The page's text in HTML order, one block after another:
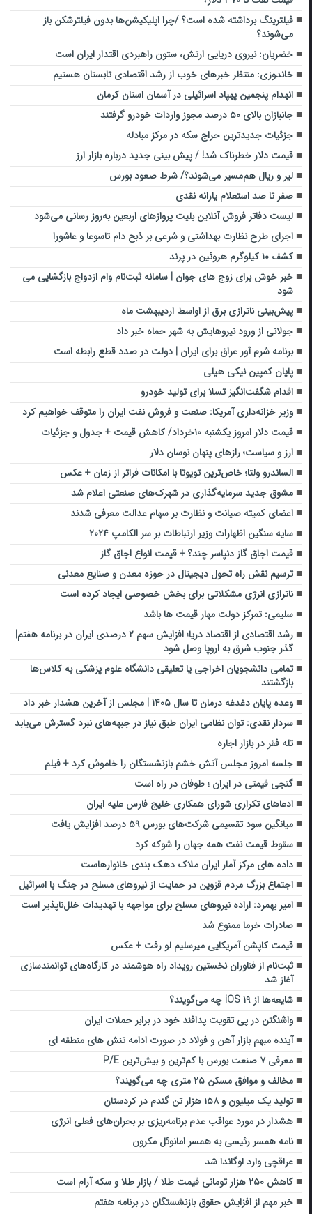
فیلترینگ برداشته شده است؟ /چرا اپلیکیشن‌ها بدون فیلترشکن باز
می‌شوند؟
خضریان: نیروی دریایی ارتش، ستون راهبردی اقتدار ایران است
خاندوزی: منتظر خبرهای خوب از رشد اقتصادی تابستان هستیم
انهدام پنجمین پهپاد اسرائیلی در آسمان استان کرمان
جانبازان بالای ۵۰ درصد مجوز واردات خودرو گرفتند
جزئیات جدیدترین حراج سکه در مرکز مبادله
قیمت دلار خطرناک شد! / پیش بینی جدید درباره بازار ارز
لیر و ریال هم‌مسیر می‌شوند؟/ شرط صعود بورس
صفر تا صد استعلام یارانه نقدی
لیست دفاتر فروش آنلاین بلیت پروازهای اربعین به‌روز رسانی می‌شود
اجرای طرح نظارت بهداشتی و شرعی بر ذبح دام‌ تاسوعا و عاشورا
کشف ۱۰ کیلوگرم هروئین در پرند
خبر خوش برای زوج های جوان | سامانه ثبت‌نام وام ازدواج بازگشایی می
شود
پیش‌بینی ناترازی‌ برق از اواسط اردیبهشت ماه
جولانی از ورود نیروهایش به شهر حماه خبر داد
برنامه شرم آور عراق برای ایران | دولت در صدد قطع رابطه است
پایان کمپین نیکی هیلی
اقدام شگفت‌انگیز تسلا برای تولید خودرو
وزیر خزانه‌داری آمریکا: صنعت و فروش نفت ایران را متوقف خواهیم کرد
قیمت دلار امروز یکشنبه ۱۰خرداد/ کاهش قیمت + جدول و جزئیات
ارز و سیاست؛ رازهای پنهان نوسان دلار
الساندرو ولتا؛ خاص‌ترین تویوتا با امکانات فراتر از زمان + عکس
مشوق جدید سرمایه‌گذاری در شهرک‌های صنعتی اعلام شد
اعضای کمیته صیانت و نظارت بر سهام عدالت معرفی شدند
سایه سنگین اظهارات وزیر ارتباطات بر سر الکامپ ۲۰۲۴
قیمت اجاق گاز دنپاسر چند؟ + قیمت انواع اجاق گاز
ترسیم نقش راه تحول دیجیتال در حوزه معدن و صنایع معدنی
ناترازی انرژی مشکلاتی برای بخش خصوصی ایجاد کرده است
سلیمی: تمرکز دولت مهار قیمت ها باشد
رشد اقتصادی از اقتصاد دریا؛ افزایش سهم ۲ درصدی ایران در برنامه هفتم|
گذر جنوب شرق به اروپا وصل شود
تمامی دانشجویان اخراجی یا تعلیقی دانشگاه علوم پزشکی به کلاس‌ها
بازگشتند
وعده پایان دغدغه درمان تا سال ۱۴۰۵ | مجلس از آخرین هشدار خبر داد
سردار نقدی: توان نظامی ایران طبق نیاز در جبهه‌های نبرد گسترش می‌یابد
تله فقر در بازار اجاره
جلسه امروز مجلس آتش خشم بازنشستگان را خاموش کرد + فیلم
گنجی قیمتی در ایران ؛ طوفان در راه است
ادعاهای تکراری شورای همکاری خلیج فارس علیه ایران
میانگین سود تقسیمی شرکت‌های بورس ۵۹ درصد افزایش یافت
سقوط قیمت نفت همه جهان را شوکه کرد
داده های مرکز آمار ایران ملاک دهک بندی خانوارهاست
اجتماع بزرگ مردم قزوین در حمایت از نیروهای مسلح در جنگ با اسرائیل
امیر بهمرد: اراده نیروهای مسلح برای مواجهه با تهدیدات خلل‌ناپذیر است
صادرات خرما ممنوع شد
قیمت کاپشن آمریکایی میرسلیم لو رفت +‌ عکس
ثبت‌نام از فناوران نخستین رویداد راه هوشمند در کارگاه‌های توانمندسازی
آغاز شد
شایعه‌ها از iOS ۱۹ چه می‌گویند؟
واشنگتن در پی تقویت پدافند خود در برابر حملات ایران
آینده مبهم بازار آهن و فولاد در صورت ادامه تنش‌ های منطقه‌ ای
معرفی ۷ صنعت بورس با کم‌ترین و بیش‌ترین P/E
مخالف و موافق مسکن ۲۵ متری چه می‌گویند؟
تولید یک میلیون و ۱۵۸ هزار تن گندم در کردستان
هشدار در مورد عواقب عدم برنامه‌ریزی بر بحران‌های فعلی انرژی
نامه همسر رئیسی به همسر امانوئل مکرون
عراقچی وارد اوگاندا شد
کاهش ۲۵۰ هزار تومانی قیمت طلا / بازار طلا و سکه آرام است
خبر مهم از افزایش حقوق بازنشستگان در برنامه هفتم